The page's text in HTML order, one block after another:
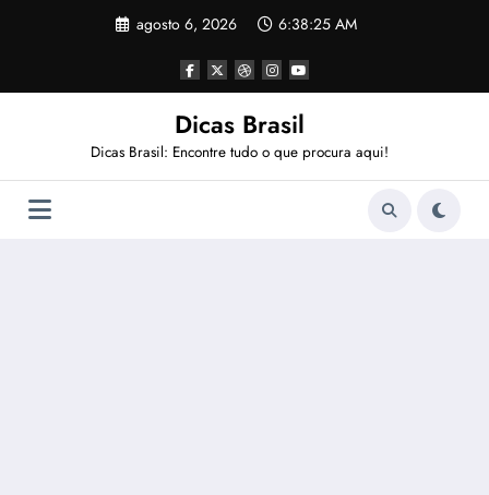
agosto 6, 2026 6:38:25 AM
Dicas Brasil
Dicas Brasil: Encontre tudo o que procura aqui!